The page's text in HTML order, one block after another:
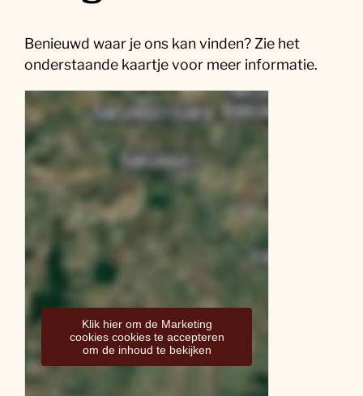
Benieuwd waar je ons kan vinden? Zie het
onderstaande kaartje voor meer informatie.
Klik hier om de Marketing
cookies cookies te accepteren
om de inhoud te bekijken